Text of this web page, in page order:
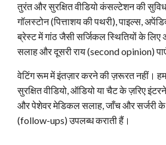
तुरंत और सुरक्षित वीडियो कंसल्टेशन की
गॉलस्टोन (पित्ताशय की पथरी), पाइल्स,
ब्रेस्ट में गांठ जैसी सर्जिकल स्थितियों के लिए
सलाह और दूसरी राय (second opinion)
वेटिंग रूम में इंतज़ार करने की ज़रूरत नहीं।
सुरक्षित वीडियो, ऑडियो या चैट के ज़रिए
और पेशेवर मेडिकल सलाह, जाँच और सर्जरी के
(follow-ups) उपलब्ध कराती हैं।